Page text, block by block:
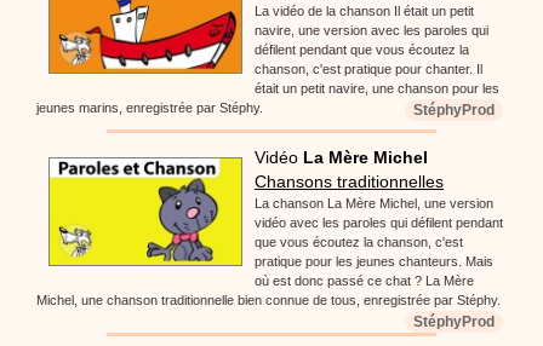
La vidéo de la chanson Il était un petit
navire, une version avec les paroles qui
défilent pendant que vous écoutez la
chanson, c'est pratique pour chanter. Il
était un petit navire, une chanson pour les
jeunes marins, enregistrée par Stéphy.
StéphyProd
Vidéo La Mère Michel
Chansons traditionnelles
La chanson La Mère Michel, une version
vidéo avec les paroles qui défilent pendant
que vous écoutez la chanson, c'est
pratique pour les jeunes chanteurs. Mais
où est donc passé ce chat ? La Mère
Michel, une chanson traditionnelle bien connue de tous, enregistrée par Stéphy.
StéphyProd